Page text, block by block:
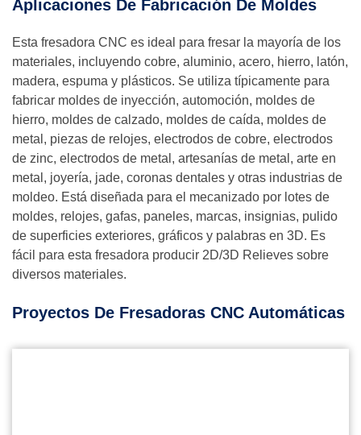
Aplicaciones De Fabricación De Moldes
Esta fresadora CNC es ideal para fresar la mayoría de los
materiales, incluyendo cobre, aluminio, acero, hierro, latón,
madera, espuma y plásticos. Se utiliza típicamente para
fabricar moldes de inyección, automoción, moldes de
hierro, moldes de calzado, moldes de caída, moldes de
metal, piezas de relojes, electrodos de cobre, electrodos
de zinc, electrodos de metal, artesanías de metal, arte en
metal, joyería, jade, coronas dentales y otras industrias de
moldeo. Está diseñada para el mecanizado por lotes de
moldes, relojes, gafas, paneles, marcas, insignias, pulido
de superficies exteriores, gráficos y palabras en 3D. Es
fácil para esta fresadora producir 2D/3D Relieves sobre
diversos materiales.
Proyectos De Fresadoras CNC Automáticas